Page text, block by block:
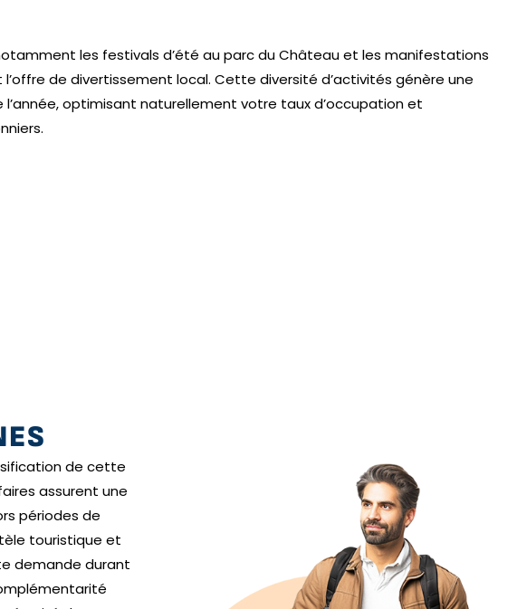
les festivals d’été au parc du Château et les manifestations
l’offre de divertissement local. Cette diversité d’activités génère une
optimisant naturellement votre taux d’occupation et
de cette
assurent une
périodes de
touristique et
demande durant